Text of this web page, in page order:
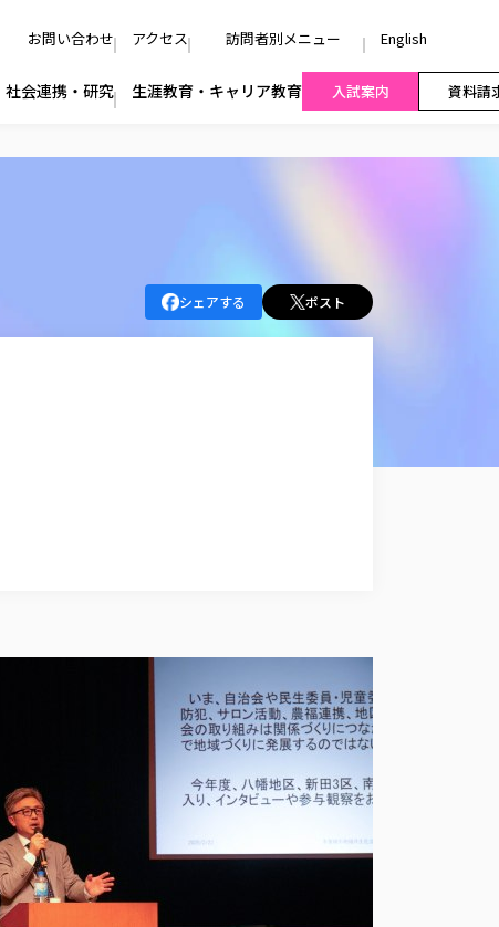
お問い合わせ アクセス 訪問者別メニュー English
社会連携・研究 生涯教育・キャリア教育 入試案内 資料請
シェアする ポスト